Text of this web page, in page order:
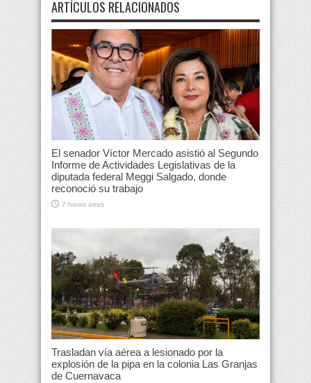
ARTÍCULOS RELACIONADOS
El senador Víctor Mercado asistió al Segundo
Informe de Actividades Legislativas de la
diputada federal Meggi Salgado, donde
reconoció su trabajo
7 horas atras
Trasladan vía aérea a lesionado por la
explosión de la pipa en la colonia Las Granjas
de Cuernavaca